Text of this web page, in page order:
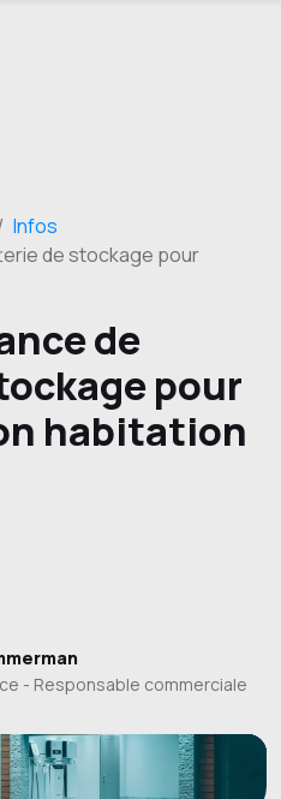
Infos
de stockage pour
de
pour
habitation
- Responsable commerciale